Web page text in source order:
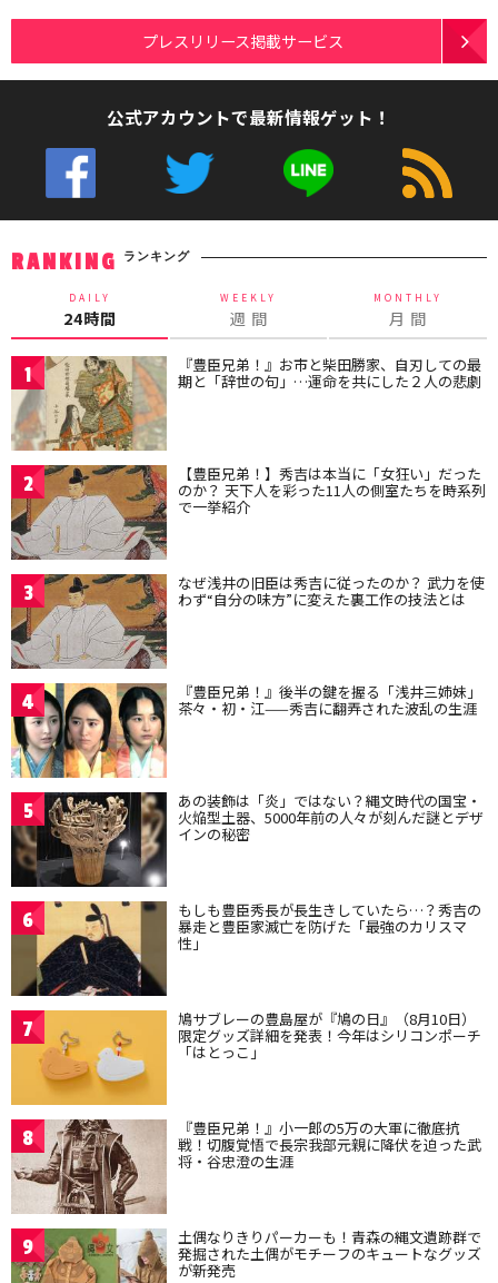
プレスリリース掲載サービス
公式アカウントで最新情報ゲット！
RANKING ランキング
DAILY
24時間
WEEKLY
週 間
MONTHLY
月 間
1 『豊臣兄弟！』お市と柴田勝家、自刃しての最
期と「辞世の句」…運命を共にした２人の悲劇
2 【豊臣兄弟！】秀吉は本当に「女狂い」だった
のか？ 天下人を彩った11人の側室たちを時系列
で一挙紹介
3 なぜ浅井の旧臣は秀吉に従ったのか？ 武力を使
わず“自分の味方”に変えた裏工作の技法とは
4 『豊臣兄弟！』後半の鍵を握る「浅井三姉妹」
茶々・初・江——秀吉に翻弄された波乱の生涯
5 あの装飾は「炎」ではない？縄文時代の国宝・
火焔型土器、5000年前の人々が刻んだ謎とデザ
インの秘密
6 もしも豊臣秀長が長生きしていたら…？秀吉の
暴走と豊臣家滅亡を防げた「最強のカリスマ
性」
7 鳩サブレーの豊島屋が『鳩の日』（8月10日）
限定グッズ詳細を発表！今年はシリコンポーチ
「はとっこ」
8 『豊臣兄弟！』小一郎の5万の大軍に徹底抗
戦！切腹覚悟で長宗我部元親に降伏を迫った武
将・谷忠澄の生涯
9 土偶なりきりパーカーも！青森の縄文遺跡群で
発掘された土偶がモチーフのキュートなグッズ
が新発売